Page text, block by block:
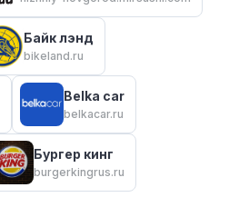
Байк лэнд
bikeland.ru
Belka car
belkacar.ru
Бургер кинг
burgerkingrus.ru